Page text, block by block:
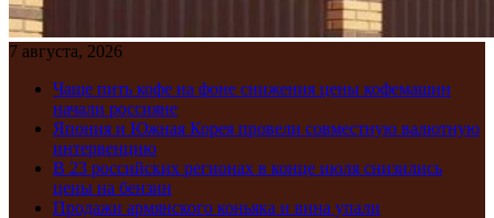
7 августа, 2026
Чаще пить кофе на фоне снижения цены кофемашин
начали россияне
Япония и Южная Корея провели совместную валютную
интервенцию
В 23 российских регионах в конце июля снизились
цены на бензин
Продажи армянского коньяка и вина упали